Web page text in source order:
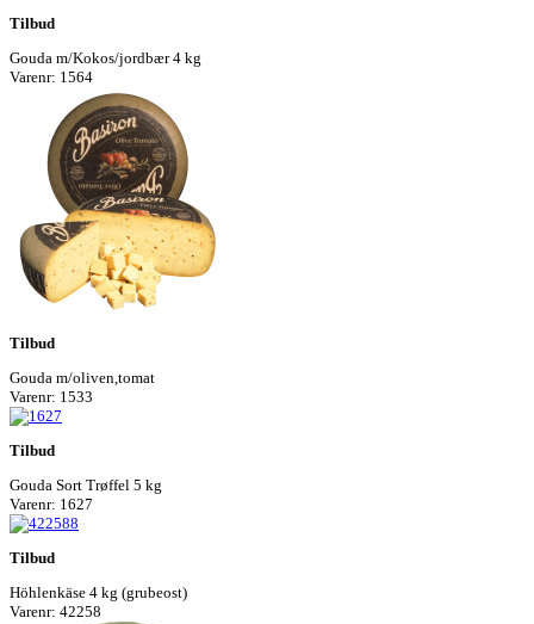
Tilbud
Gouda m/Kokos/jordbær 4 kg
Varenr: 1564
Tilbud
Gouda m/oliven,tomat
Varenr: 1533
Tilbud
Gouda Sort Trøffel 5 kg
Varenr: 1627
Tilbud
Höhlenkäse 4 kg (grubeost)
Varenr: 42258